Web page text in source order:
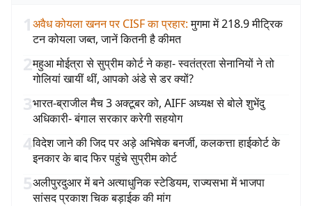
1अवैध कोयला खनन पर CISF का प्रहार: मुगमा में 218.9 मीट्रिक
टन कोयला जब्त, जानें कितनी है कीमत
2महुआ मोईत्रा से सुप्रीम कोर्ट ने कहा- स्वतंत्रता सेनानियों ने तो
गोलियां खायीं थीं, आपको अंडे से डर क्यों?
3भारत-ब्राजील मैच 3 अक्टूबर को, AIFF अध्यक्ष से बोले शुभेंदु
अधिकारी- बंगाल सरकार करेगी सहयोग
4विदेश जाने की जिद पर अड़े अभिषेक बनर्जी, कलकत्ता हाईकोर्ट के
इनकार के बाद फिर पहुंचे सुप्रीम कोर्ट
5अलीपुरदुआर में बने अत्याधुनिक स्टेडियम, राज्यसभा में भाजपा
सांसद प्रकाश चिक बड़ाईक की मांग